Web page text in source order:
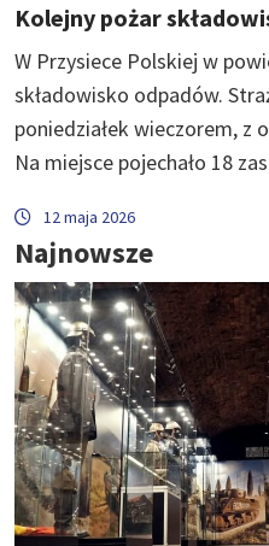
Kolejny pożar
W Przysiece Polskiej w
składowisko odpadów.
poniedziałek wieczorem, z
Na miejsce pojechało 18
12 maja 2026
Najnowsze